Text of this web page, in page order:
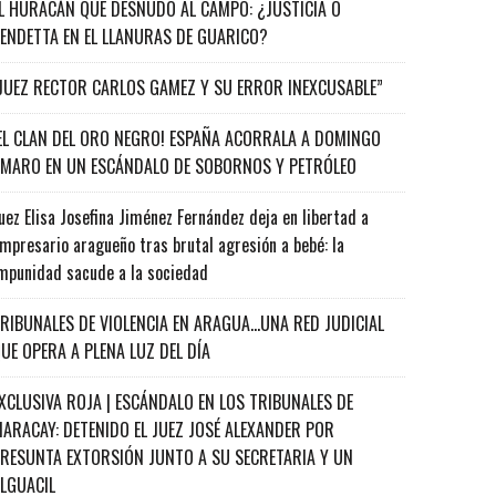
HURACÁN QUE DESNUDÓ AL CAMPO: ¿JUSTICIA O
EN EL LLANURAS DE GUARICO?
RECTOR CARLOS GAMEZ Y SU ERROR INEXCUSABLE”
CLAN DEL ORO NEGRO! ESPAÑA ACORRALA A DOMINGO
EN UN ESCÁNDALO DE SOBORNOS Y PETRÓLEO
Elisa Josefina Jiménez Fernández deja en libertad a
aragueño tras brutal agresión a bebé: la
sacude a la sociedad
DE VIOLENCIA EN ARAGUA…UNA RED JUDICIAL
OPERA A PLENA LUZ DEL DÍA
ROJA | ESCÁNDALO EN LOS TRIBUNALES DE
DETENIDO EL JUEZ JOSÉ ALEXANDER POR
EXTORSIÓN JUNTO A SU SECRETARIA Y UN